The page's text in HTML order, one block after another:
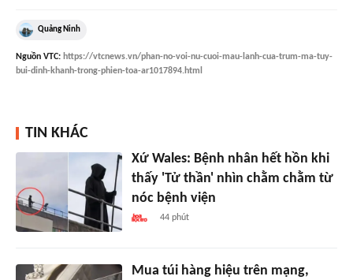
Quảng Ninh
Nguồn VTC: https://vtcnews.vn/phan-no-voi-nu-cuoi-mau-lanh-cua-trum-ma-tuy-
bui-dinh-khanh-trong-phien-toa-ar1017894.html
TIN KHÁC
Xứ Wales: Bệnh nhân hết hồn khi
thấy 'Tử thần' nhìn chằm chằm từ
nóc bệnh viện
44 phút
Mua túi hàng hiệu trên mạng,